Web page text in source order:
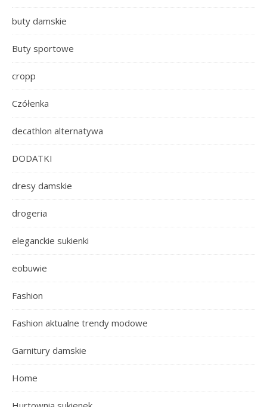
buty damskie
Buty sportowe
cropp
Czółenka
decathlon alternatywa
DODATKI
dresy damskie
drogeria
eleganckie sukienki
eobuwie
Fashion
Fashion aktualne trendy modowe
Garnitury damskie
Home